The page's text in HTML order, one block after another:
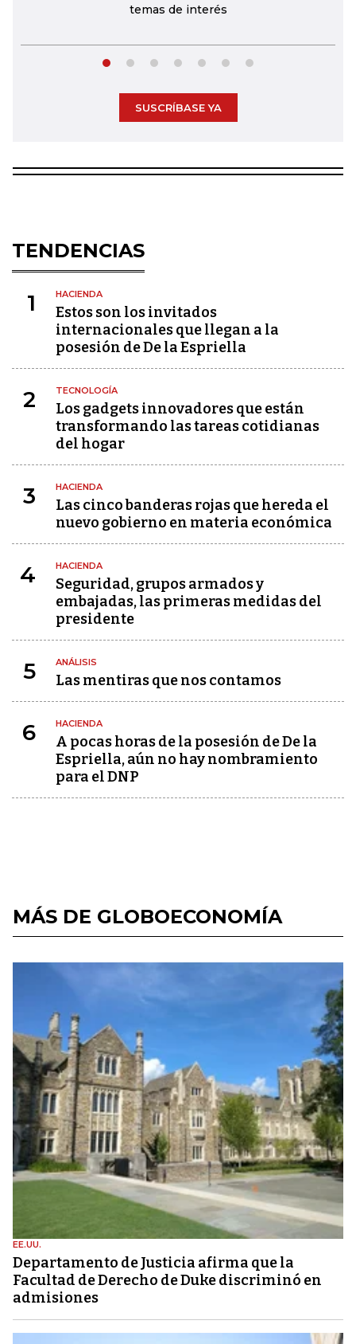
temas de interés
SUSCRÍBASE YA
TENDENCIAS
1 HACIENDA
Estos son los invitados
internacionales que llegan a la
posesión de De la Espriella
2 TECNOLOGÍA
Los gadgets innovadores que están
transformando las tareas cotidianas
del hogar
3 HACIENDA
Las cinco banderas rojas que hereda el
nuevo gobierno en materia económica
4 HACIENDA
Seguridad, grupos armados y
embajadas, las primeras medidas del
presidente
5 ANÁLISIS
Las mentiras que nos contamos
6 HACIENDA
A pocas horas de la posesión de De la
Espriella, aún no hay nombramiento
para el DNP
MÁS DE GLOBOECONOMÍA
EE.UU.
Departamento de Justicia afirma que la
Facultad de Derecho de Duke discriminó en
admisiones